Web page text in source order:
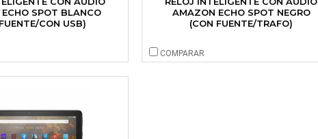
SPOT BLANCO
CON USB)
AMAZON ECHO SPOT NEGRO
(CON FUENTE/TRAFO)
COMPARAR